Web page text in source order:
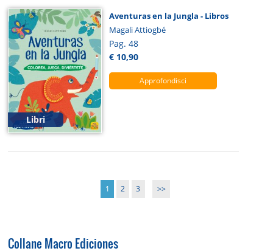
Libri
Aventuras en la Jungla - Libros
Magali Attiogbé
Pag. 48
€ 10,90
Approfondisci
1 2 3 >>
Collane Macro Ediciones